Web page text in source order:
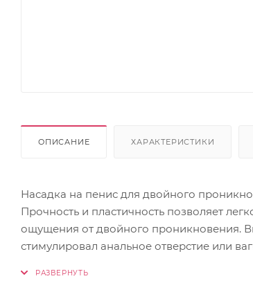
ОПИСАНИЕ ХАРАКТЕРИСТИКИ
Насадка на пенис для двойного
Прочность и пластичность позволяет
ощущения от двойного проникновения.
стимулировал анальное отверстие или